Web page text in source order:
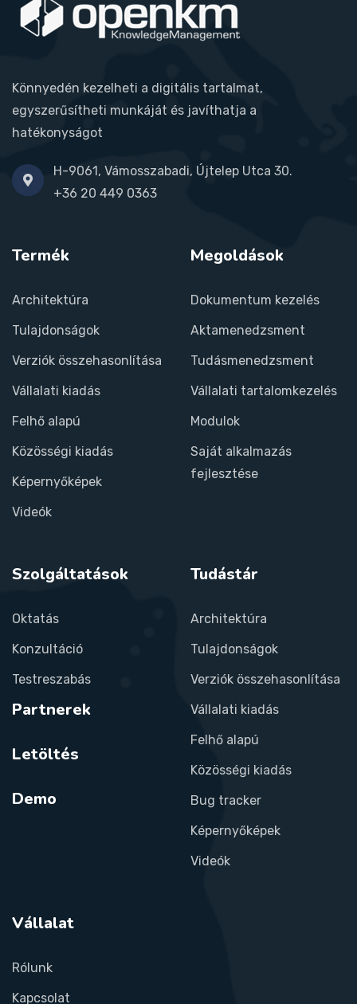
Könnyedén kezelheti a digitális tartalmat,
egyszerűsítheti munkáját és javíthatja a
hatékonyságot
H-9061, Vámosszabadi, Újtelep Utca 30.
+36 20 449 0363
Termék
Architektúra
Tulajdonságok
Verziók összehasonlítása
Vállalati kiadás
Felhő alapú
Közösségi kiadás
Képernyőképek
Videók
Megoldások
Dokumentum kezelés
Aktamenedzsment
Tudásmenedzsment
Vállalati tartalomkezelés
Modulok
Saját alkalmazás
fejlesztése
Szolgáltatások
Oktatás
Konzultáció
Testreszabás
Partnerek
Letöltés
Demo
Tudástár
Architektúra
Tulajdonságok
Verziók összehasonlítása
Vállalati kiadás
Felhő alapú
Közösségi kiadás
Bug tracker
Képernyőképek
Videók
Vállalat
Rólunk
Kapcsolat